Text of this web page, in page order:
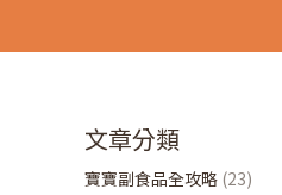
文章分類
寶寶副食品全攻略 (23)